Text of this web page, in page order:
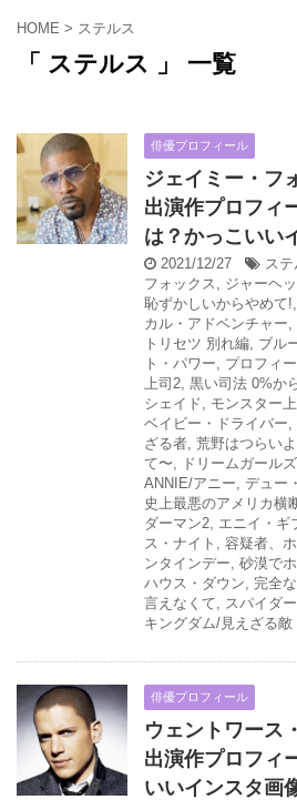
HOME > ステルス
「 ステルス 」 一覧
俳優プロフィール
ジェイミー・フ
出演作プロフィ
は？かっこいい
2021/12/27 ステ
フォックス
ジャーヘ
恥ずかしいからやめて!
カル・アドベンチャー
トリセツ 別れ編 ブル
ト・パワー
プロフィ
上司2 黒い司法 0%か
シェイド
モンスター上
ベイビー・ドライバー
ざる者 荒野はつらい
て〜
ドリームガールズ
ANNIE/アニー デュー
史上最悪のアメリカ横
ダーマン2
エニイ・ギ
ス・ナイト
容疑者、
ンタインデー 砂漠で
ハウス・ダウン
完全
言えなくて
スパイダ
キングダム/見えざる敵
俳優プロフィール
ウェントワース
出演作プロフィ
いいインスタ画